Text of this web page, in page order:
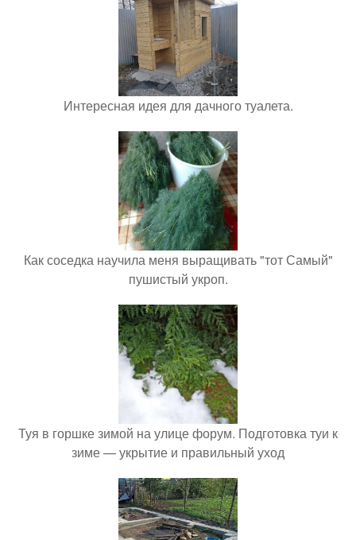
Интересная идея для дачного туалета.
Как соседка научила меня выращивать "тот Самый"
пушистый укроп.
Туя в горшке зимой на улице форум. Подготовка туи к
зиме — укрытие и правильный уход